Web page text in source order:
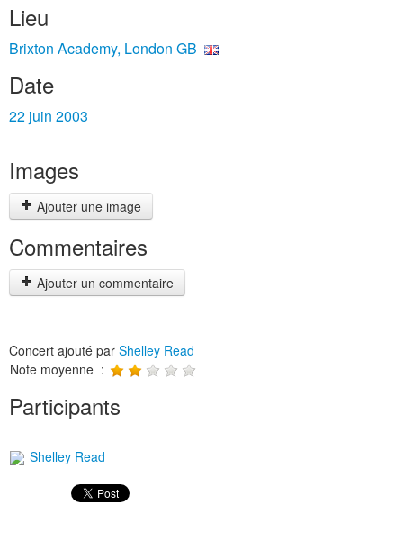
Lieu
Brixton Academy, London GB
Date
22 juin 2003
Images
Ajouter une image
Commentaires
Ajouter un commentaire
Concert ajouté par Shelley Read
Note moyenne :
Participants
Shelley Read